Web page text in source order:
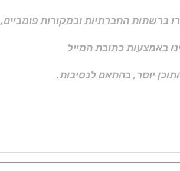
ברשתות החברתיות ובמקורות פומביים,
באמצעות כתובת המייל
יוסר, בהתאם לנסיבות.